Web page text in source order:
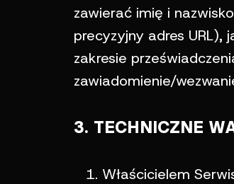
zawierać imię i
precyzyjny adres
zakresie
zawiadomienie/
3. TECHNICZNE
Właścicielem